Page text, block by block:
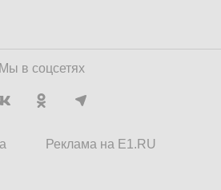
Мы в соцсетях
Реклама на E1.RU